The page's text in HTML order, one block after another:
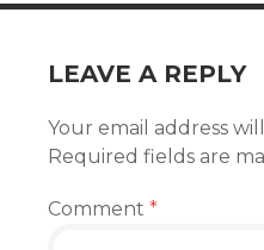
LEAVE A REPLY
Your email address
Required fields are
Comment *